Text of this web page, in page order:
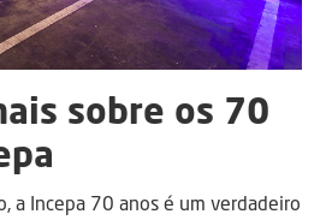
sobre os 70
a Incepa 70 anos é um verdadeiro